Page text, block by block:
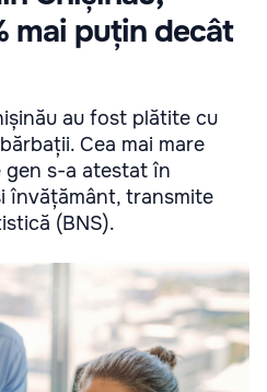
mai puțin decât
au fost plătite cu
Cea mai mare
gen s-a atestat în
învățământ, transmite
(BNS).